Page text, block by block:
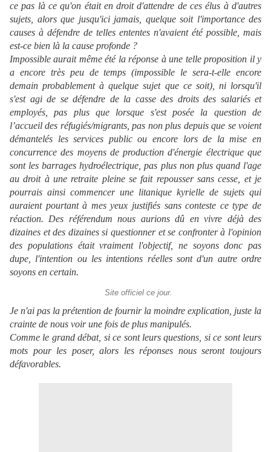
ce pas là ce qu'on était en droit d'attendre de ces élus à d'autres
sujets, alors que jusqu'ici jamais, quelque soit l'importance des
causes à défendre de telles ententes n'avaient été possible, mais
est-ce bien là la cause profonde ?
Impossible aurait même été la réponse à une telle proposition il y
a encore très peu de temps (impossible le sera-t-elle encore
demain probablement à quelque sujet que ce soit), ni lorsqu'il
s'est agi de se défendre de la casse des droits des salariés et
employés, pas plus que lorsque s'est posée la question de
l’accueil des réfugiés/migrants, pas non plus depuis que se voient
démantelés les services public ou encore lors de la mise en
concurrence des moyens de production d'énergie électrique que
sont les barrages hydroélectrique, pas plus non plus quand l'age
au droit à une retraite pleine se fait repousser sans cesse, et je
pourrais ainsi commencer une litanique kyrielle de sujets qui
auraient pourtant à mes yeux justifiés sans conteste ce type de
réaction. Des référendum nous aurions dû en vivre déjà des
dizaines et des dizaines si questionner et se confronter à l'opinion
des populations était vraiment l'objectif, ne soyons donc pas
dupe, l'intention ou les intentions réelles sont d'un autre ordre
soyons en certain.
Site officiel ce jour.
Je n'ai pas la prétention de fournir la moindre explication, juste la
crainte de nous voir une fois de plus manipulés.
Comme le grand débat, si ce sont leurs questions, si ce sont leurs
mots pour les poser, alors les réponses nous seront toujours
défavorables.